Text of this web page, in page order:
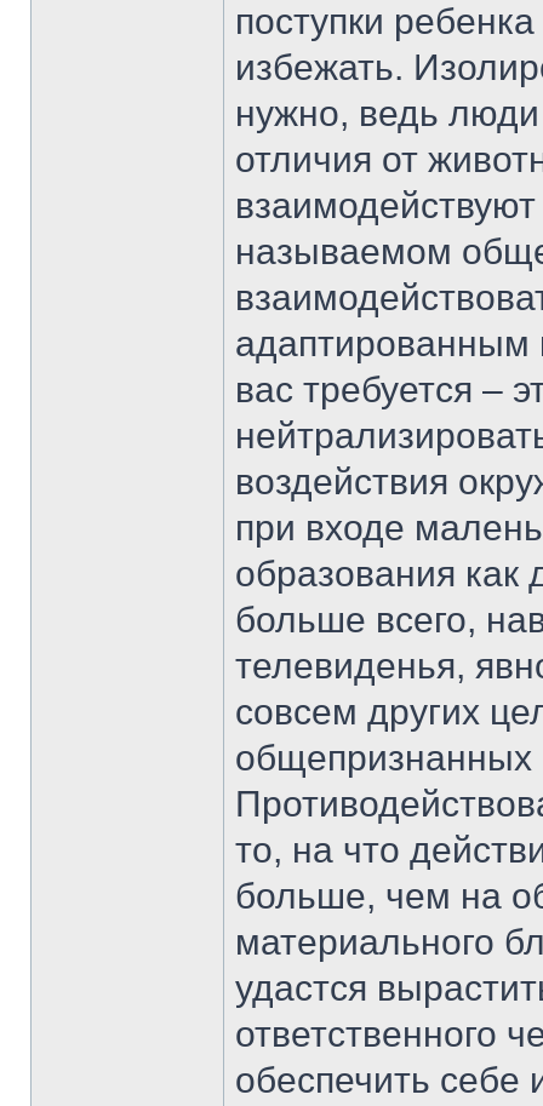
поступки
избежать.
нужно, ведь
отличия от
называемом
адаптированным
вас требуется –
воздействия
при входе
образования как
больше всего,
телевиденья,
совсем других
общепризнанных
то, на что
больше, чем на
материального
удастся
ответственного
обеспечить себе